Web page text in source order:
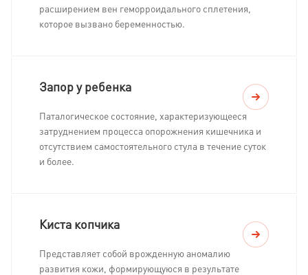
расширением вен геморроидального сплетения,
которое вызвано беременностью.
Запор у ребенка
Паталогическое состояние, характеризующееся
затруднением процесса опорожнения кишечника и
отсутствием самостоятельного стула в течение суток
и более.
Киста копчика
Представляет собой врожденную аномалию
развития кожи, формирующуюся в результате